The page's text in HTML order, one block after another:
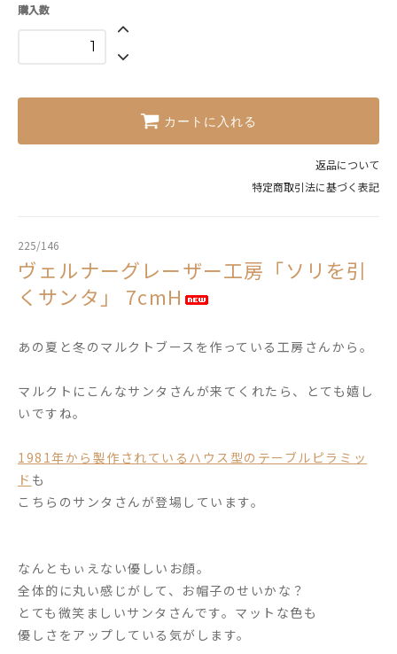
購入数
カートに入れる
返品について
特定商取引法に基づく表記
225/146
ヴェルナーグレーザー工房「ソリを引
くサンタ」 7cmH
あの夏と冬のマルクトブースを作っている工房さんから。
マルクトにこんなサンタさんが来てくれたら、とても嬉し
いですね。
1981年から製作されているハウス型のテーブルピラミッ
ド も
こちらのサンタさんが登場しています。
なんともぃえない優しいお顔。
全体的に丸い感じがして、お帽子のせいかな？
とても微笑ましいサンタさんです。マットな色も
優しさをアップしている気がします。